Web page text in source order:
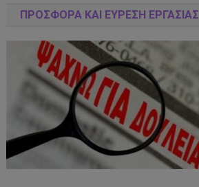
ΠΡΟΣΦΟΡΑ ΚΑΙ ΕΥΡΕΣΗ ΕΡΓΑΣΙΑΣ